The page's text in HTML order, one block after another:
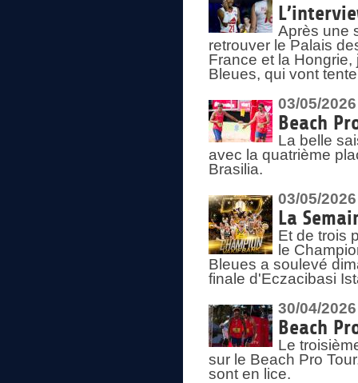
Après une
retrouver le Palais
France et la Hongrie,
Bleues, qui vont
03/05/2026
Beach
La belle
avec la quatrième
Brasilia.
03/05/2026
La
Et de trois
le
Bleues a soulevé
finale d'Eczacibasi
30/04/2026
Beach
Le
sur le Beach Pro
sont en lice.